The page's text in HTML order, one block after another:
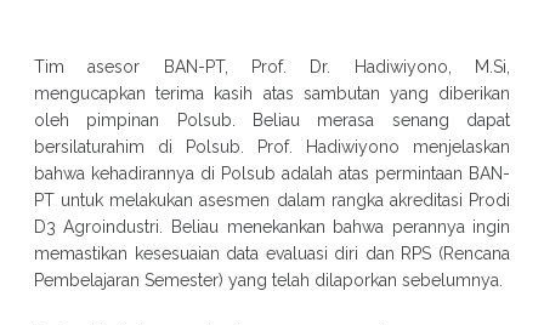
Tim asesor BAN-PT, Prof. Dr. Hadiwiyono, M.Si,
mengucapkan terima kasih atas sambutan yang diberikan
oleh pimpinan Polsub. Beliau merasa senang dapat
bersilaturahim di Polsub. Prof. Hadiwiyono menjelaskan
bahwa kehadirannya di Polsub adalah atas permintaan BAN-
PT untuk melakukan asesmen dalam rangka akreditasi Prodi
D3 Agroindustri. Beliau menekankan bahwa perannya ingin
memastikan kesesuaian data evaluasi diri dan RPS (Rencana
Pembelajaran Semester) yang telah dilaporkan sebelumnya.